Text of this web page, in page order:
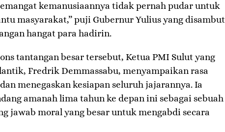
kemanusiaannya tidak pernah pudar untuk
masyarakat,” puji Gubernur Yulius yang disambut
hangat para hadirin.
tantangan besar tersebut, Ketua PMI Sulut yang
Fredrik Demmassabu, menyampaikan rasa
menegaskan kesiapan seluruh jajarannya. Ia
amanah lima tahun ke depan ini sebagai sebuah
jawab moral yang besar untuk mengabdi secara